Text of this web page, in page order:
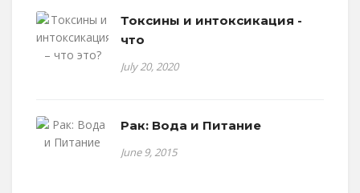
Токсины и интоксикация -
что
July 20, 2020
Рак: Вода и Питание
June 9, 2015